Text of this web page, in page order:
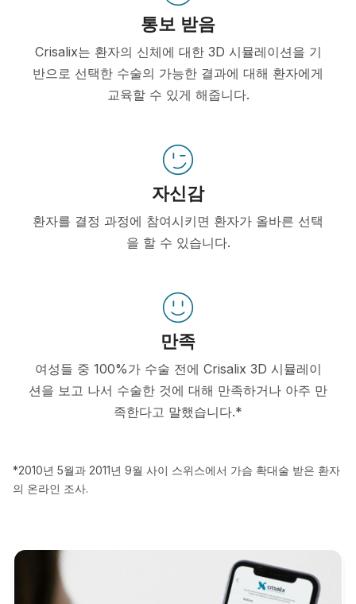
통보 받음
Crisalix는 환자의 신체에 대한 3D 시뮬레이션을 기
반으로 선택한 수술의 가능한 결과에 대해 환자에게
교육할 수 있게 해줍니다.
자신감
환자를 결정 과정에 참여시키면 환자가 올바른 선택
을 할 수 있습니다.
만족
여성들 중 100%가 수술 전에 Crisalix 3D 시뮬레이
션을 보고 나서 수술한 것에 대해 만족하거나 아주 만
족한다고 말했습니다.*
*2010년 5월과 2011년 9월 사이 스위스에서 가슴 확대술 받은 환자
의 온라인 조사.